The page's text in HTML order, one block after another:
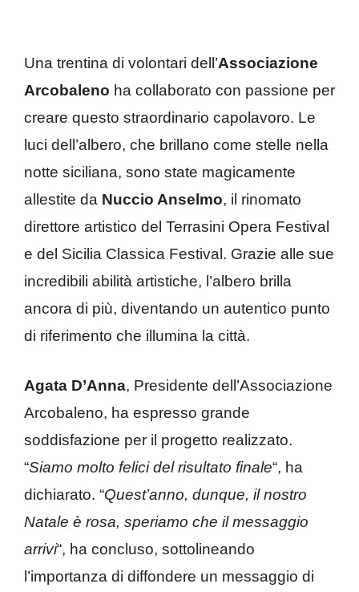
Una trentina di volontari dell’Associazione
Arcobaleno ha collaborato con passione per
creare questo straordinario capolavoro. Le
luci dell’albero, che brillano come stelle nella
notte siciliana, sono state magicamente
allestite da Nuccio Anselmo, il rinomato
direttore artistico del Terrasini Opera Festival
e del Sicilia Classica Festival. Grazie alle sue
incredibili abilità artistiche, l’albero brilla
ancora di più, diventando un autentico punto
di riferimento che illumina la città.
Agata D’Anna, Presidente dell’Associazione
Arcobaleno, ha espresso grande
soddisfazione per il progetto realizzato.
“Siamo molto felici del risultato finale“, ha
dichiarato. “Quest’anno, dunque, il nostro
Natale è rosa, speriamo che il messaggio
arrivi“, ha concluso, sottolineando
l’importanza di diffondere un messaggio di